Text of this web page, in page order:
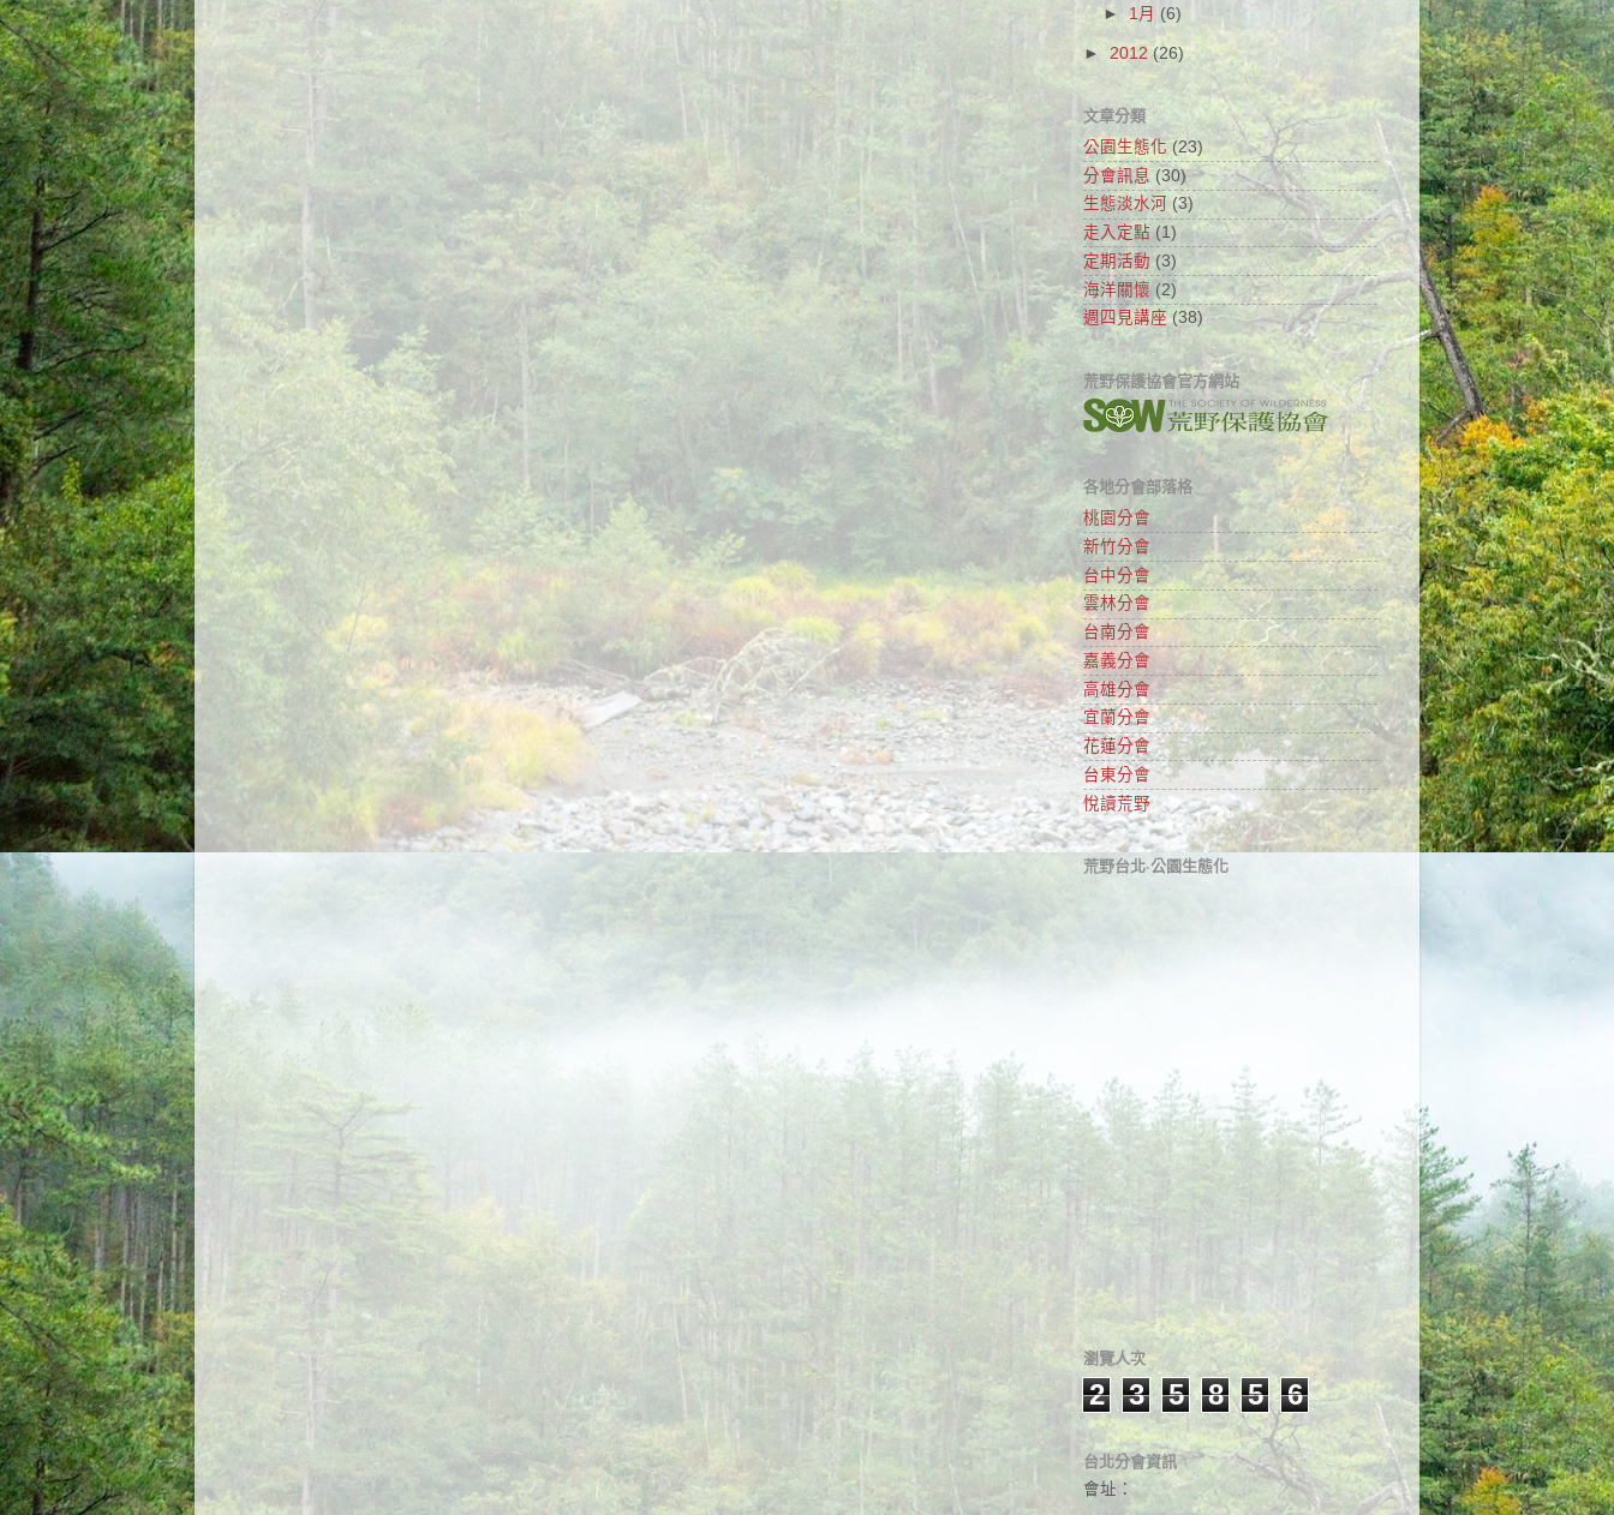
►1月 (6)
► 2012(26)
文章分類
公園生態化 (23)
分會訊息 (30)
生態淡水河 (3)
走入定點 (1)
定期活動 (3)
海洋關懷 (2)
週四見講座 (38)
荒野保護協會官方網站
各地分會部落格
桃園分會
新竹分會
台中分會
雲林分會
台南分會
嘉義分會
高雄分會
宜蘭分會
花蓮分會
台東分會
悅讀荒野
荒野台北‧公園生態化
瀏覽人次
2 3 5 8 5 6
台北分會資訊
會址：